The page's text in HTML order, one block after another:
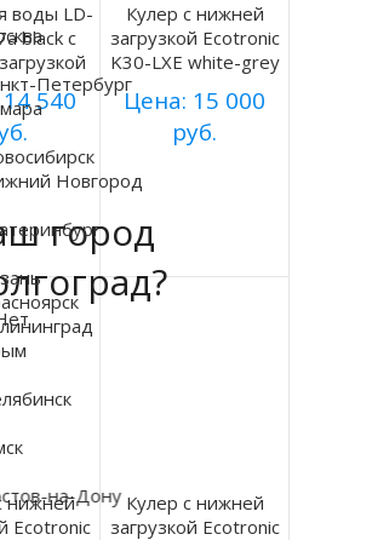
воды LD-
black с
540
Кулер с нижней
загрузкой Ecotronic
K30-LXE white-grey
Цена: 15 000
руб.
Подробнее
нижней
Ecotronic
Кулер с нижней
загрузкой Ecotronic
город
Петербург
Новгород
на-Дону